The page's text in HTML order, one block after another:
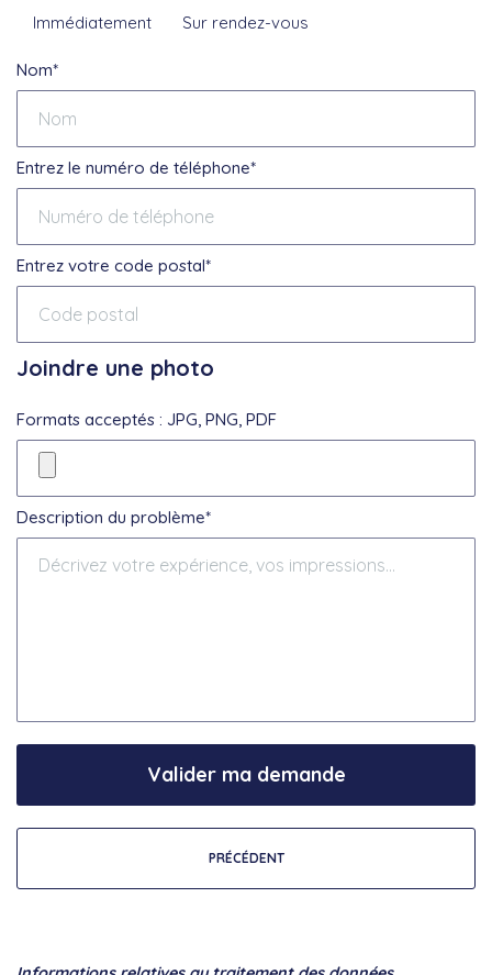
Immédiatement Sur rendez-vous
Nom*
Entrez le numéro de téléphone*
Entrez votre code postal*
Joindre une photo
Formats acceptés : JPG, PNG, PDF
Description du problème*
PRÉCÉDENT
Valider ma demande